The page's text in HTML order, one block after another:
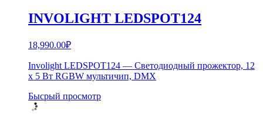
INVOLIGHT LEDSPOT124
18,990.00₽
Involight LEDSPOT124 — Светодиодный прожектор, 12
х 5 Вт RGBW мультичип, DMX
Бысрый просмотр